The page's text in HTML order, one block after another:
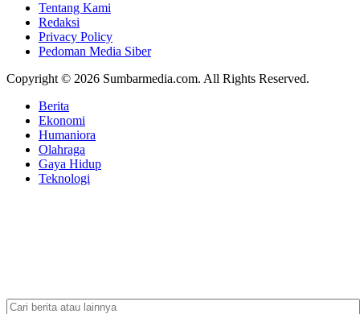
Tentang Kami
Redaksi
Privacy Policy
Pedoman Media Siber
Copyright © 2026 Sumbarmedia.com. All Rights Reserved.
Berita
Ekonomi
Humaniora
Olahraga
Gaya Hidup
Teknologi